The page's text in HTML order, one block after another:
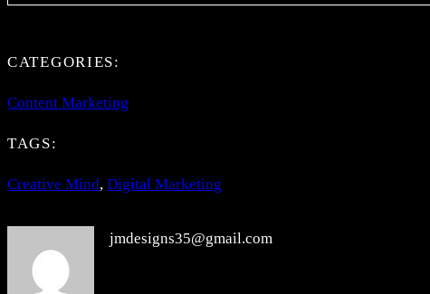
CATEGORIES:
Content Marketing
TAGS:
Creative Mind, Digital Marketing
jmdesigns35@gmail.com